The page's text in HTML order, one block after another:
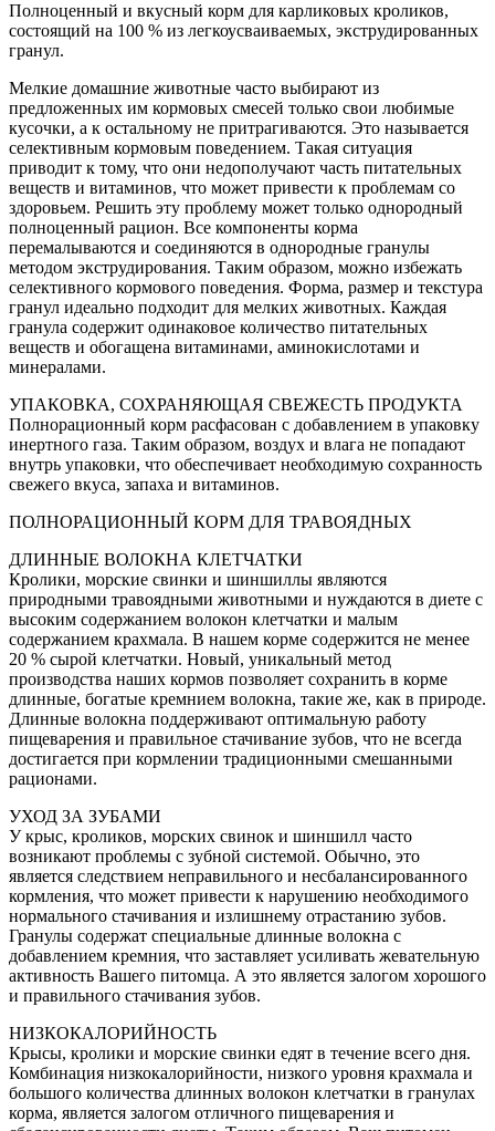
Полноценный и вкусный корм для карликовых кроликов,
состоящий на 100 % из легкоусваиваемых, экструдированных
гранул.
Мелкие домашние животные часто выбирают из
предложенных им кормовых смесей только свои любимые
кусочки, а к остальному не притрагиваются. Это называется
селективным кормовым поведением. Такая ситуация
приводит к тому, что они недополучают часть питательных
веществ и витаминов, что может привести к проблемам со
здоровьем. Решить эту проблему может только однородный
полноценный рацион. Все компоненты корма
перемалываются и соединяются в однородные гранулы
методом экструдирования. Таким образом, можно избежать
селективного кормового поведения. Форма, размер и текстура
гранул идеально подходит для мелких животных. Каждая
гранула содержит одинаковое количество питательных
веществ и обогащена витаминами, аминокислотами и
минералами.
УПАКОВКА, СОХРАНЯЮЩАЯ СВЕЖЕСТЬ ПРОДУКТА
Полнорационный корм расфасован с добавлением в упаковку
инертного газа. Таким образом, воздух и влага не попадают
внутрь упаковки, что обеспечивает необходимую сохранность
свежего вкуса, запаха и витаминов.
ПОЛНОРАЦИОННЫЙ КОРМ ДЛЯ ТРАВОЯДНЫХ
ДЛИННЫЕ ВОЛОКНА КЛЕТЧАТКИ
Кролики, морские свинки и шиншиллы являются
природными травоядными животными и нуждаются в диете с
высоким содержанием волокон клетчатки и малым
содержанием крахмала. В нашем корме содержится не менее
20 % сырой клетчатки. Новый, уникальный метод
производства наших кормов позволяет сохранить в корме
длинные, богатые кремнием волокна, такие же, как в природе.
Длинные волокна поддерживают оптимальную работу
пищеварения и правильное стачивание зубов, что не всегда
достигается при кормлении традиционными смешанными
рационами.
УХОД ЗА ЗУБАМИ
У крыс, кроликов, морских свинок и шиншилл часто
возникают проблемы с зубной системой. Обычно, это
является следствием неправильного и несбалансированного
кормления, что может привести к нарушению необходимого
нормального стачивания и излишнему отрастанию зубов.
Гранулы содержат специальные длинные волокна с
добавлением кремния, что заставляет усиливать жевательную
активность Вашего питомца. А это является залогом хорошого
и правильного стачивания зубов.
НИЗКОКАЛОРИЙНОСТЬ
Крысы, кролики и морские свинки едят в течение всего дня.
Комбинация низкокалорийности, низкого уровня крахмала и
большого количества длинных волокон клетчатки в гранулах
корма, является залогом отличного пищеварения и